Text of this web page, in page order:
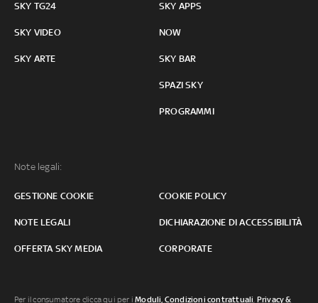
SKY TG24
SKY VIDEO
SKY ARTE
SKY APPS
NOW
SKY BAR
SPAZI SKY
PROGRAMMI
Note legali:
GESTIONE COOKIE COOKIE POLICY
NOTE LEGALI DICHIARAZIONE DI ACCESSIBILITÀ
OFFERTA SKY MEDIA CORPORATE
Per il consumatore clicca qui per iModuli, Condizioni contrattuali, Privacy &